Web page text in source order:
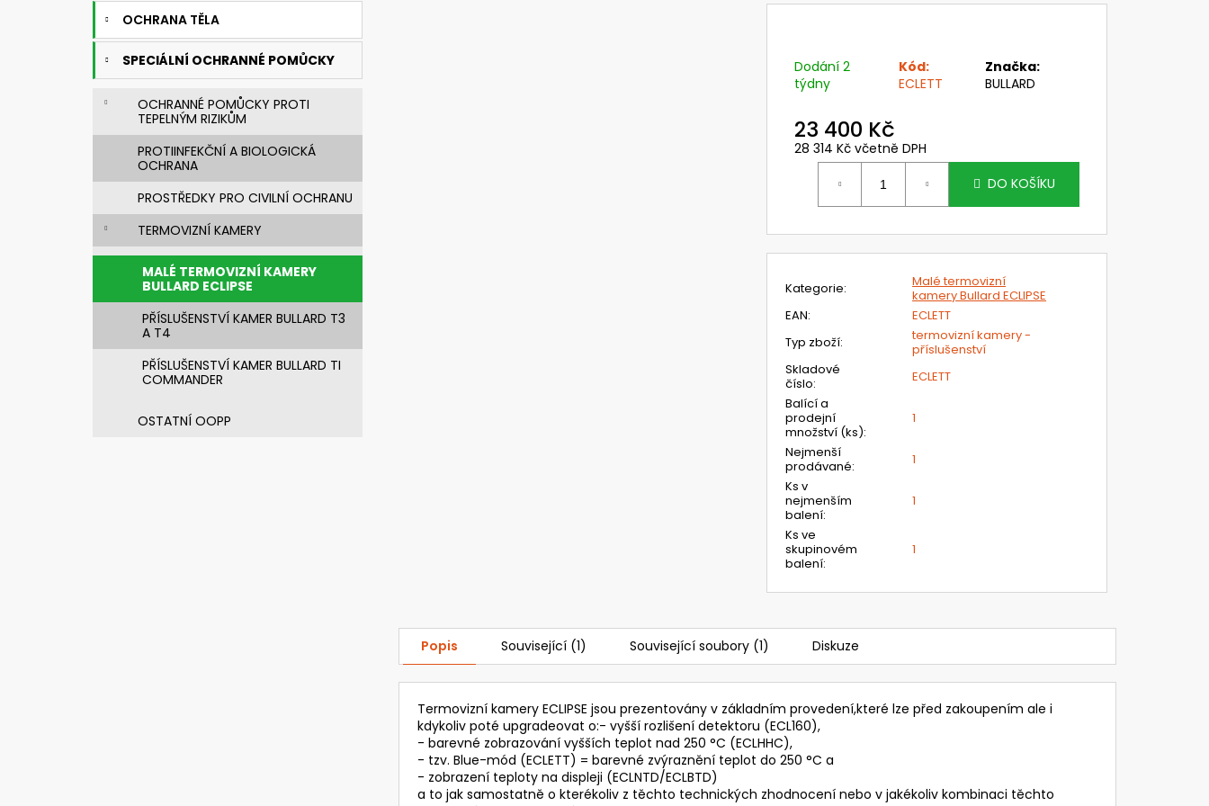
OCHRANA TĚLA
SPECIÁLNÍ OCHRANNÉ POMŮCKY
OCHRANNÉ POMŮCKY PROTI
TEPELNÝM RIZIKŮM
PROTIINFEKČNÍ A BIOLOGICKÁ
OCHRANA
PROSTŘEDKY PRO CIVILNÍ OCHRANU
TERMOVIZNÍ KAMERY
MALÉ TERMOVIZNÍ KAMERY
BULLARD ECLIPSE
PŘÍSLUŠENSTVÍ KAMER BULLARD T3
A T4
PŘÍSLUŠENSTVÍ KAMER BULLARD TI
COMMANDER
OSTATNÍ OOPP
Dodání 2
týdny
Kód:
ECLETT
Značka:
BULLARD
23 400 Kč
28 314 Kč včetně DPH
Měrná
DO KOŠÍKU
Kategorie:
Malé termovizní
kamery Bullard ECLIPSE
EAN:
ECLETT
Typ zboží:
termovizní kamery -
příslušenství
Skladové
číslo:
ECLETT
Balící a
prodejní
množství (ks):
1
Nejmenší
prodávané:
1
Ks v
nejmenším
balení:
1
Ks ve
skupinovém
balení:
1
Popis Související (1) Související soubory (1) Diskuze
Termovizní kamery ECLIPSE jsou prezentovány v základním provedení,které lze před zakoupením ale i
kdykoliv poté upgradeovat o:- vyšší rozlišení detektoru (ECL160),
- barevné zobrazování vyšších teplot nad 250 °C (ECLHHC),
- tzv. Blue-mód (ECLETT) = barevné zvýraznění teplot do 250 °C a
- zobrazení teploty na displeji (ECLNTD/ECLBTD)
a to jak samostatně o kterékoliv z těchto technických zhodnocení nebo v jakékoliv kombinaci těchto
720392.51 UNIMASK - LEHKÝ
UNIVERZÁLNÍ OBLIČEJOVÝ ŠTÍT S
TEXTILNÍM OBLIČEJOVÝM
TĚSNĚNÍM,VÁLCOVÝM ZORNÍKEM A S
PĚTIBODOVÝM UPÍNACÍM SYSTÉMEM
Původně:4 192 Kč
PŘILBA DIAMOND VI WIND - DELTA PLUS